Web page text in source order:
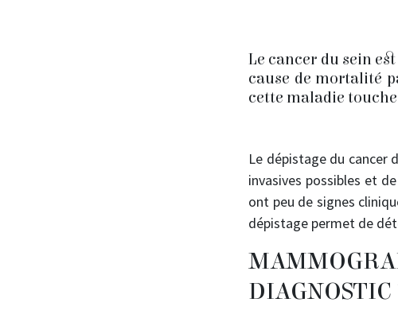
Le cancer du sein
cause de mortalité
cette maladie
Le dépistage du cancer
invasives possibles et
ont peu de signes
dépistage permet de
DIAGNOSTIC